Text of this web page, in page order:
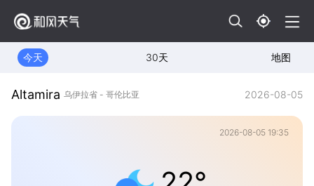
今天 30天 地图
Altamira 乌伊拉省 - 哥伦比亚 2026-08-05
2026-08-05 19:35